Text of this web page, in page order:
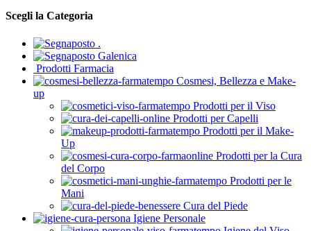
Scegli la Categoria
.
Galenica
Prodotti Farmacia
Cosmesi, Bellezza e Make-
up
Prodotti per il Viso
Prodotti per Capelli
Prodotti per il Make-
Up
Prodotti per la Cura
del Corpo
Prodotti per le
Mani
Cura del Piede
Igiene Personale